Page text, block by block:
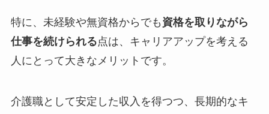
特に、未経験や無資格からでも 資格を取りながら
仕事を続けられる点は、キャリアアップを考える
人にとって大きなメリットです。
介護職として安定した収入を得つつ、長期的なキ